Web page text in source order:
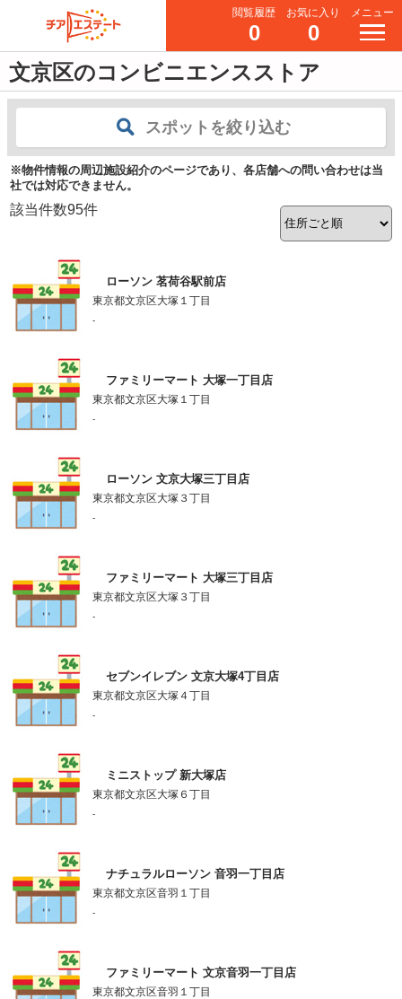
閲覧履歴
0
お気に入り
0
メニュー
文京区のコンビニエンスストア
スポットを絞り込む
※物件情報の周辺施設紹介のページであり、各店舗への問い合わせは当
社では対応できません。
該当件数95件
ローソン 茗荷谷駅前店
東京都文京区大塚１丁目
-
ファミリーマート 大塚一丁目店
東京都文京区大塚１丁目
-
ローソン 文京大塚三丁目店
東京都文京区大塚３丁目
-
ファミリーマート 大塚三丁目店
東京都文京区大塚３丁目
-
セブンイレブン 文京大塚4丁目店
東京都文京区大塚４丁目
-
ミニストップ 新大塚店
東京都文京区大塚６丁目
-
ナチュラルローソン 音羽一丁目店
東京都文京区音羽１丁目
-
ファミリーマート 文京音羽一丁目店
東京都文京区音羽１丁目